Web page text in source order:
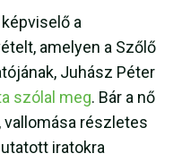
a
amelyen a Szőlő
Juhász Péter
szólal meg. Bár a nő
részletes
iratokra